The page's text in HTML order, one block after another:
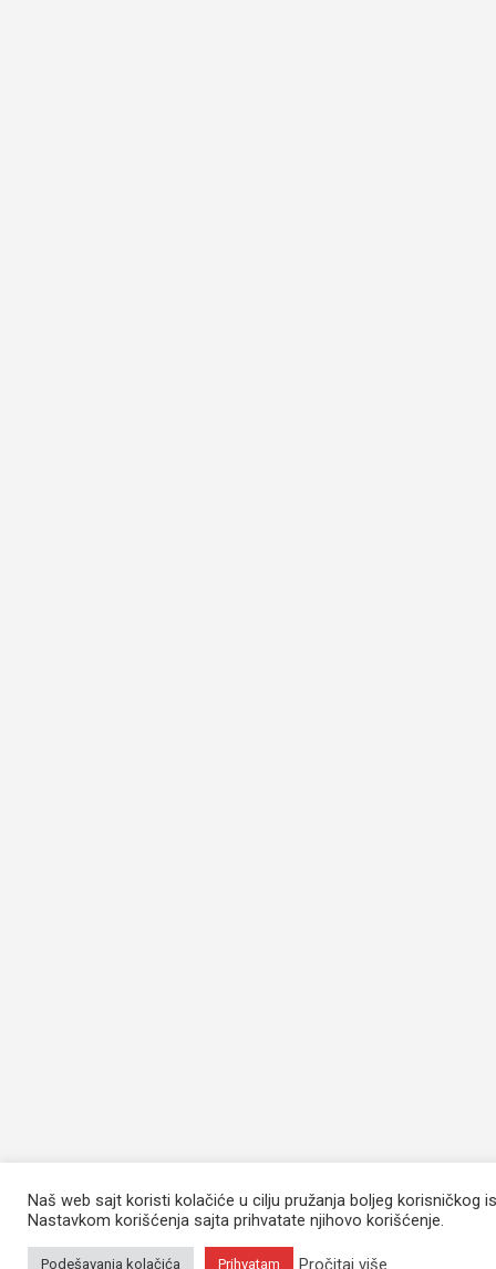
Naš web sajt koristi kolačiće u cilju pružanja boljeg korisničkog
Nastavkom korišćenja sajta prihvatate njihovo korišćenje.
Podešavanja kolačića Prihvatam Pročitaj više